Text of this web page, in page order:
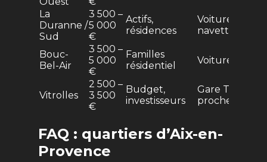
La
Duranne /
Sud
3 500 –
5 000
€
Actifs,
résidences
Voiture,
navettes
Bouc-
Bel-Air
3 500 –
5 000
€
Familles
résidentiel
Voiture
Vitrolles
2 500 –
3 500
€
Budget,
investisseurs
Gare TGV
proche
FAQ : quartiers d’Aix-en-
Provence